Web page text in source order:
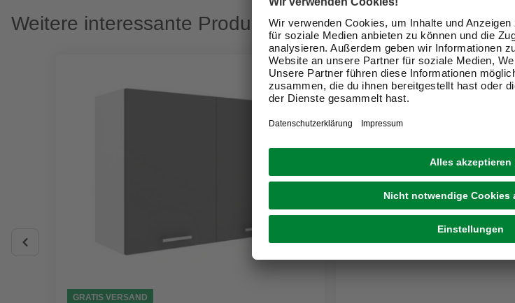
Weitere interessante Produkte
GRATIS VERSAND